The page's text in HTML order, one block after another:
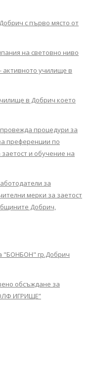
с първо място от
на световно ниво
активното училище в
в Добрич което
процедури за
преференции по
и обучение на
за
мерки за заетост
Добрич,
"БОНБОН" гр.Добрич
обсъждане за
ИГРИЩЕ”